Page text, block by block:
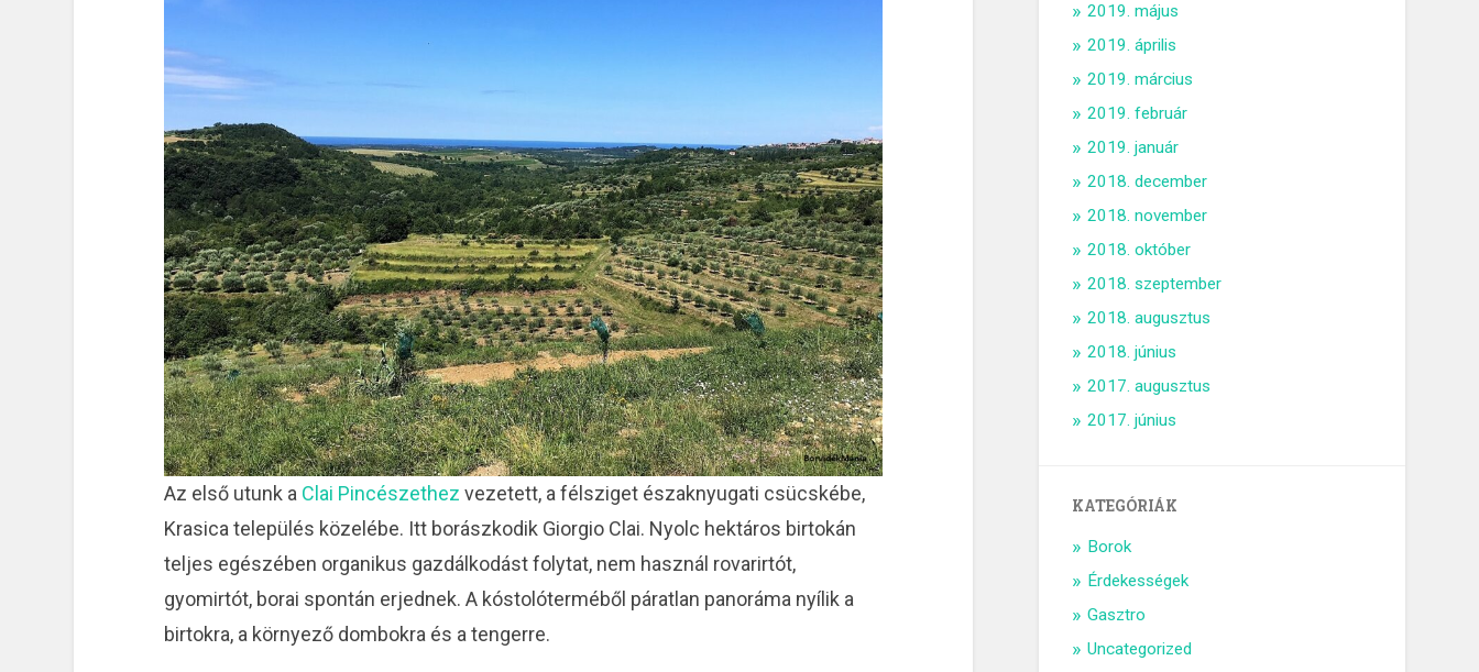
Az első utunk a Clai Pincészethez vezetett, a félsziget északnyugati csücskébe,
Krasica település közelébe. Itt borászkodik Giorgio Clai. Nyolc hektáros birtokán
teljes egészében organikus gazdálkodást folytat, nem használ rovarirtót,
gyomirtót, borai spontán erjednek. A kóstolóterméből páratlan panoráma nyílik a
birtokra, a környező dombokra és a tengerre.
2019. május
2019. április
2019. március
2019. február
2019. január
2018. december
2018. november
2018. október
2018. szeptember
2018. augusztus
2018. június
2017. augusztus
2017. június
KATEGÓRIÁK
Borok
Érdekességek
Gasztro
Uncategorized